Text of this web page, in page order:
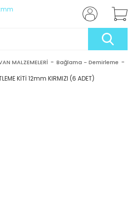
MALZEMELERİ Bağlama - Demirleme